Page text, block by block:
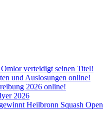
verteidigt seinen Titel!
und Auslosungen online!
2026 online!
2026
Heilbronn Squash Open